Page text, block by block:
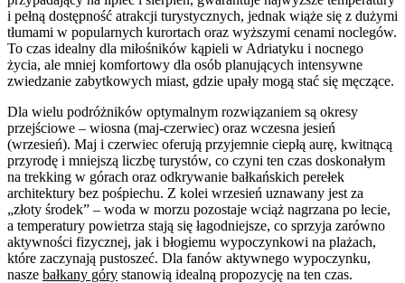
i pełną dostępność atrakcji turystycznych, jednak wiąże się z dużymi
tłumami w popularnych kurortach oraz wyższymi cenami noclegów.
To czas idealny dla miłośników kąpieli w Adriatyku i nocnego
życia, ale mniej komfortowy dla osób planujących intensywne
zwiedzanie zabytkowych miast, gdzie upały mogą stać się męczące.
Dla wielu podróżników optymalnym rozwiązaniem są okresy
przejściowe – wiosna (maj-czerwiec) oraz wczesna jesień
(wrzesień). Maj i czerwiec oferują przyjemnie ciepłą aurę, kwitnącą
przyrodę i mniejszą liczbę turystów, co czyni ten czas doskonałym
na trekking w górach oraz odkrywanie bałkańskich perełek
architektury bez pośpiechu. Z kolei wrzesień uznawany jest za
„złoty środek” – woda w morzu pozostaje wciąż nagrzana po lecie,
a temperatury powietrza stają się łagodniejsze, co sprzyja zarówno
aktywności fizycznej, jak i błogiemu wypoczynkowi na plażach,
które zaczynają pustoszeć. Dla fanów aktywnego wypoczynku,
nasze bałkany góry stanowią idealną propozycję na ten czas.